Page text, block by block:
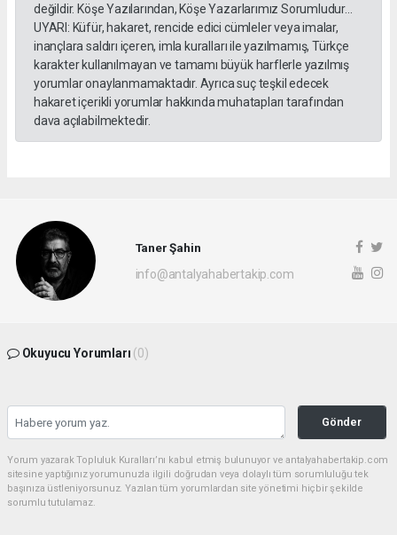
değildir. Köşe Yazılarından, Köşe Yazarlarımız Sorumludur...
UYARI: Küfür, hakaret, rencide edici cümleler veya imalar,
inançlara saldırı içeren, imla kuralları ile yazılmamış, Türkçe
karakter kullanılmayan ve tamamı büyük harflerle yazılmış
yorumlar onaylanmamaktadır. Ayrıca suç teşkil edecek
hakaret içerikli yorumlar hakkında muhatapları tarafından
dava açılabilmektedir.
Taner Şahin
info@antalyahabertakip.com
Okuyucu Yorumları (0)
Gönder
Yorum yazarak Topluluk Kuralları’nı kabul etmiş bulunuyor ve antalyahabertakip.com
sitesine yaptığınız yorumunuzla ilgili doğrudan veya dolaylı tüm sorumluluğu tek
başınıza üstleniyorsunuz. Yazılan tüm yorumlardan site yönetimi hiçbir şekilde
sorumlu tutulamaz.